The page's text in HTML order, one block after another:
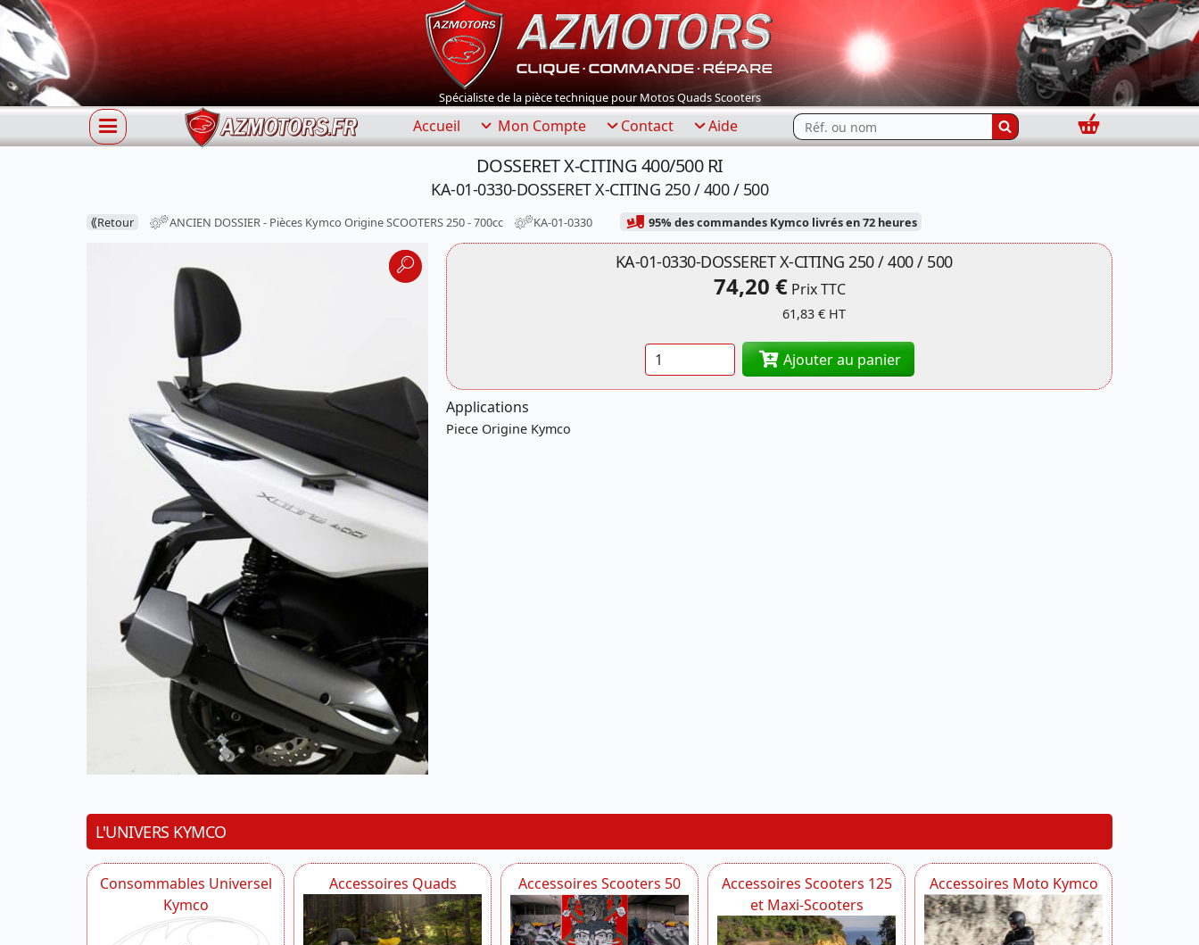
Spécialiste de la pièce technique pour Motos Quads Scooters
Accueil Mon Compte Contact Aide Rechercher...
Panier
DOSSERET X-CITING 400/500 RI
KA-01-0330-DOSSERET X-CITING 250 / 400 / 500
⟪Retour ANCIEN DOSSIER - Pièces Kymco Origine SCOOTERS 250 - 700cc KA-01-0330 95% des commandes Kymco livrés en 72 heures
Référence K0XC42KN KYMCO
KA-01-0330-DOSSERET X-CITING 250 / 400 / 500
74,20 € Prix TTC
61,83 € HT
Quantité Ajouter au panier
Applications
Piece Origine Kymco
L'UNIVERS KYMCO
Consommables Universel
Kymco
Accessoires Quads Accessoires Scooters 50
Accessoires Scooters 125
et Maxi-Scooters
Accessoires Moto Kymco